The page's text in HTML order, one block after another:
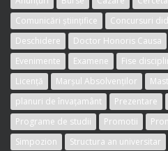
Comunicări științifice
Concursuri
Deschidere
Doctor Honoris Causa
Evenimente
Examene Fise
Licență
Marșul Absolvenților
planuri de învațamânt
Prezentare
Programe de studii
Promotii
Simpozion
Structura an universitar